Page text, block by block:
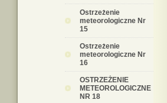
Ostrzeżenie
meteorologiczne Nr
15
Ostrzeżenie
meteorologiczne Nr
16
OSTRZEŻENIE
METEOROLOGICZNE
NR 18